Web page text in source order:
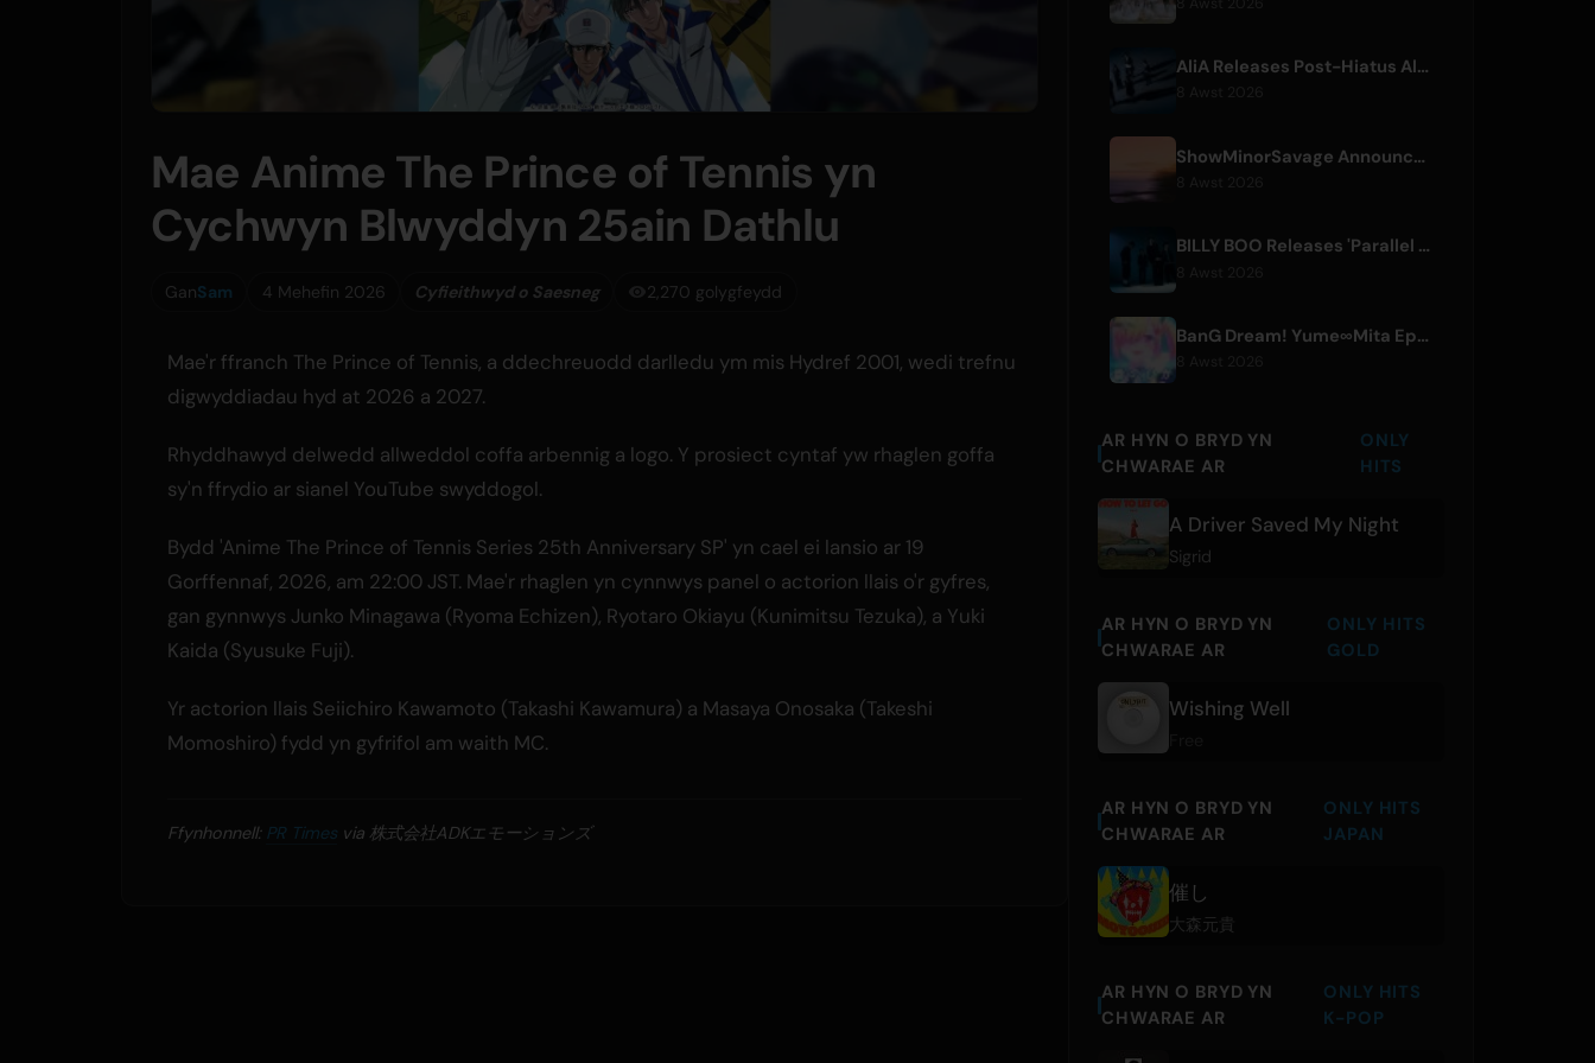
Mae Anime The Prince of Tennis yn
Cychwyn Blwyddyn 25ain Dathlu
GanSam 4 Mehefin 2026 Cyfieithwyd o Saesneg 2,270 golygfeydd
Mae'r ffranch The Prince of Tennis, a ddechreuodd darlledu ym mis Hydref 2001, wedi trefnu
digwyddiadau hyd at 2026 a 2027.
Rhyddhawyd delwedd allweddol coffa arbennig a logo. Y prosiect cyntaf yw rhaglen goffa
sy'n ffrydio ar sianel YouTube swyddogol.
Bydd 'Anime The Prince of Tennis Series 25th Anniversary SP' yn cael ei lansio ar 19
Gorffennaf, 2026, am 22:00 JST. Mae'r rhaglen yn cynnwys panel o actorion llais o'r gyfres,
gan gynnwys Junko Minagawa (Ryoma Echizen), Ryotaro Okiayu (Kunimitsu Tezuka), a Yuki
Kaida (Syusuke Fuji).
Yr actorion llais Seiichiro Kawamoto (Takashi Kawamura) a Masaya Onosaka (Takeshi
Momoshiro) fydd yn gyfrifol am waith MC.
Ffynhonnell: PR Times via 株式会社ADKエモーションズ
AliA Releases Post-Hiatus Album 'mate', Announces Tokyo Live
ShowMinorSavage Announces New Digital Single 'Gradation'
BILLY BOO Releases 'Parallel Night-EP' Featuring TV Drama Theme Song
BanG Dream! Yume∞Mita Episode 8 Live Clip Released
AR HYN O BRYD YN
CHWARAE AR
ONLY
HITS
A Driver Saved My Night
Sigrid
AR HYN O BRYD YN
CHWARAE AR
ONLY HITS
GOLD
Wishing Well
AR HYN O BRYD YN
CHWARAE AR
ONLY HITS
JAPAN
催し
大森元貴
AR HYN O BRYD YN
CHWARAE AR
ONLY HITS
K-POP